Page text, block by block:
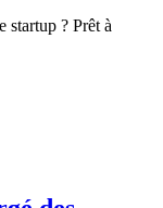
startup ? Prêt à